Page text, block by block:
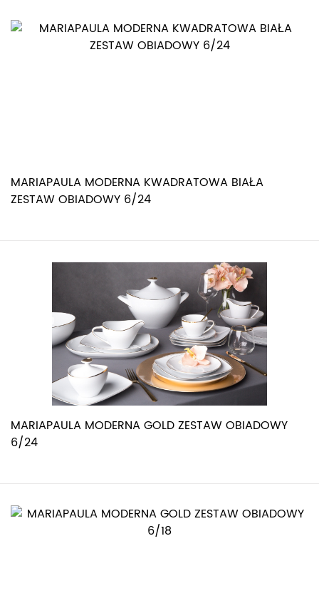
MARIAPAULA MODERNA KWADRATOWA BIAŁA
ZESTAW OBIADOWY 6/24
MARIAPAULA MODERNA GOLD ZESTAW OBIADOWY
6/24